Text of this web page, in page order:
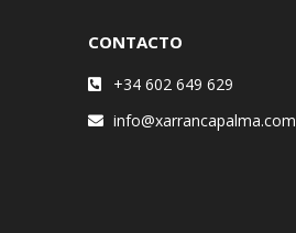
CONTACTO
+34 602 649 629
info@xarrancapalma.com